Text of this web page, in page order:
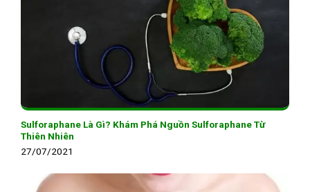
Sulforaphane Là Gì? Khám Phá Nguồn Sulforaphane Từ
Thiên Nhiên
27/07/2021